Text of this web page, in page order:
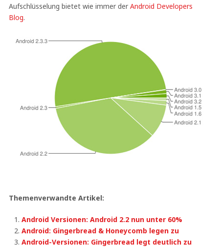
Aufschlüsselung bietet wie immer der Android Developers
Blog.
Themenverwandte Artikel:
Android Versionen: Android 2.2 nun unter 60%
Android: Gingerbread & Honeycomb legen zu
Android-Versionen: Gingerbread legt deutlich zu